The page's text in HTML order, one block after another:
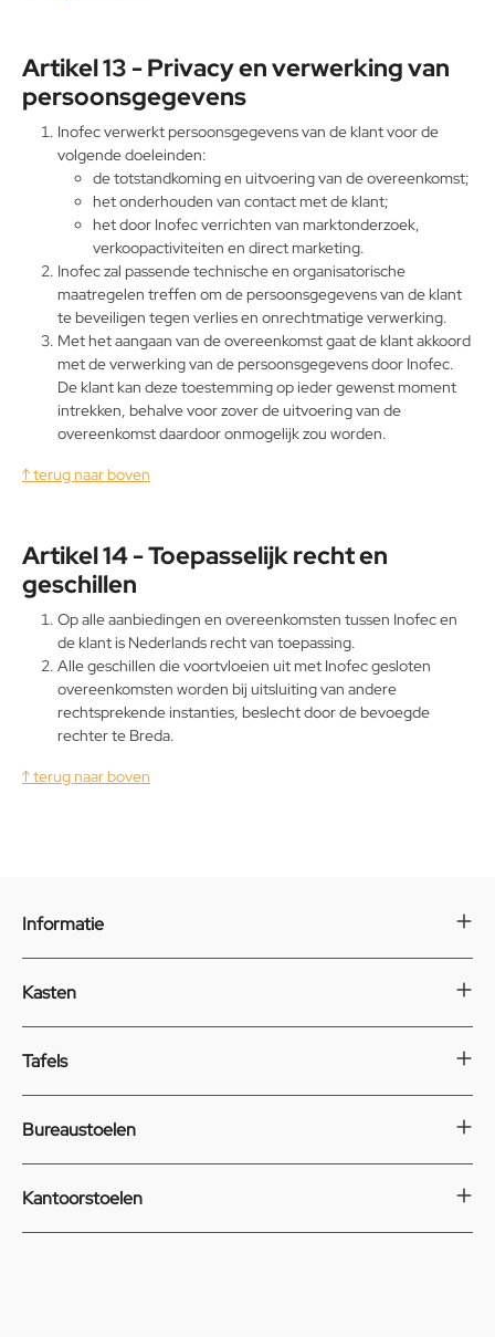
Artikel 13 - Privacy en verwerking van
persoonsgegevens
Inofec verwerkt persoonsgegevens van de klant voor de
volgende doeleinden:
de totstandkoming en uitvoering van de overeenkomst;
het onderhouden van contact met de klant;
het door Inofec verrichten van marktonderzoek,
verkoopactiviteiten en direct marketing.
Inofec zal passende technische en organisatorische
maatregelen treffen om de persoonsgegevens van de klant
te beveiligen tegen verlies en onrechtmatige verwerking.
Met het aangaan van de overeenkomst gaat de klant akkoord
met de verwerking van de persoonsgegevens door Inofec.
De klant kan deze toestemming op ieder gewenst moment
intrekken, behalve voor zover de uitvoering van de
overeenkomst daardoor onmogelijk zou worden.
↑ terug naar boven
Artikel 14 - Toepasselijk recht en
geschillen
Op alle aanbiedingen en overeenkomsten tussen Inofec en
de klant is Nederlands recht van toepassing.
Alle geschillen die voortvloeien uit met Inofec gesloten
overeenkomsten worden bij uitsluiting van andere
rechtsprekende instanties, beslecht door de bevoegde
rechter te Breda.
↑ terug naar boven
Informatie
Kasten
Tafels
Bureaustoelen
Kantoorstoelen